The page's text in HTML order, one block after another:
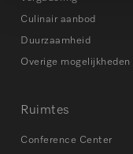
Culinair aanbod
Duurzaamheid
Overige mogelijkheden
Ruimtes
Conference Center